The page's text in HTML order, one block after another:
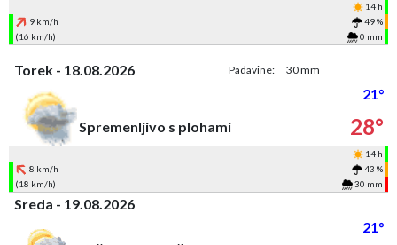
14 h
9 km/h
49 %
(16 km/h)
0 mm
Torek - 18.08.2026 Padavine: 30 mm
21°
Spremenljivo s plohami
28°
14 h
8 km/h
43 %
(18 km/h)
30 mm
Sreda - 19.08.2026
21°